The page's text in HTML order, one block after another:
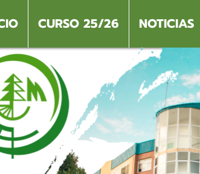
CURSO 25/26 NOTICIAS